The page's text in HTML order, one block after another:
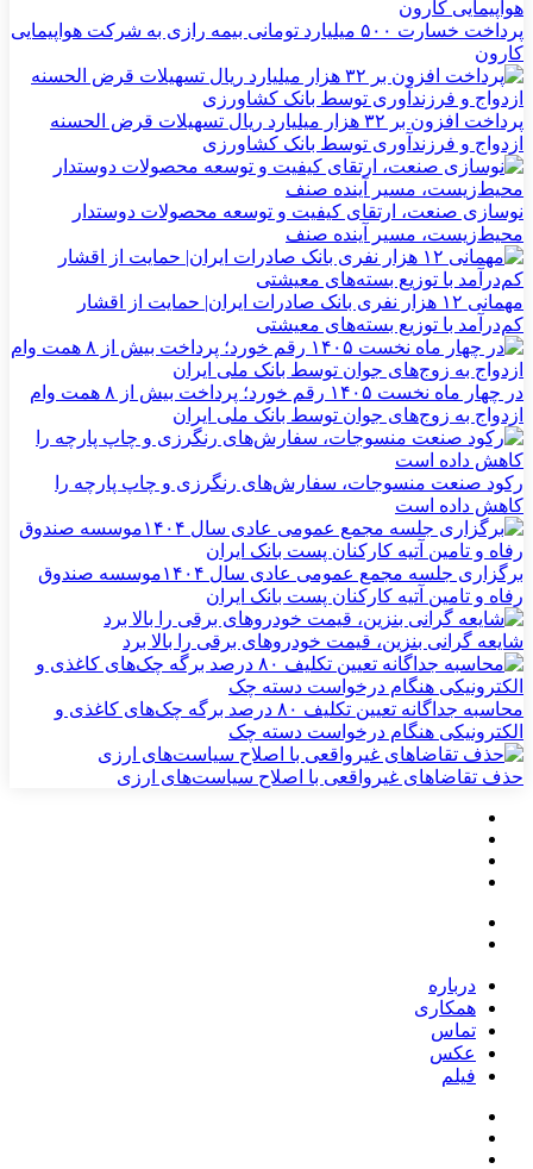
پرداخت خسارت ۵۰۰ میلیارد تومانی بیمه رازی به شرکت هواپیمایی
کارون
پرداخت افزون بر ۳۲ هزار میلیارد ریال تسهیلات قرض الحسنه
ازدواج و فرزندآوری توسط بانک کشاورزی
نوسازی صنعت، ارتقای کیفیت و توسعه محصولات دوستدار
محیط‌زیست، مسیر آینده صنف
مهمانی ۱۲ هزار نفری بانک صادرات ایران| حمایت از اقشار
کم‌درآمد با توزیع بسته‌های معیشتی
در چهار ماه نخست ۱۴۰۵ رقم خورد؛ پرداخت بیش از ۸ همت وام
ازدواج به زوج‌های جوان توسط بانک ملی ایران
رکود صنعت منسوجات، سفارش‌های رنگرزی و چاپ پارچه را
کاهش داده است
برگزاری جلسه مجمع عمومی عادی سال ۱۴۰۴موسسه صندوق
رفاه و تامین آتیه کارکنان پست بانک ایران
شایعه گرانی بنزین، قیمت خودروهای برقی را بالا برد
محاسبه جداگانه تعیین تکلیف ۸۰ درصد برگه چک‌های کاغذی و
الکترونیکی هنگام درخواست دسته چک
حذف تقاضاهای غیرواقعی با اصلاح سیاست‌های ارزی
درباره
همکاری
تماس
عکس
فیلم